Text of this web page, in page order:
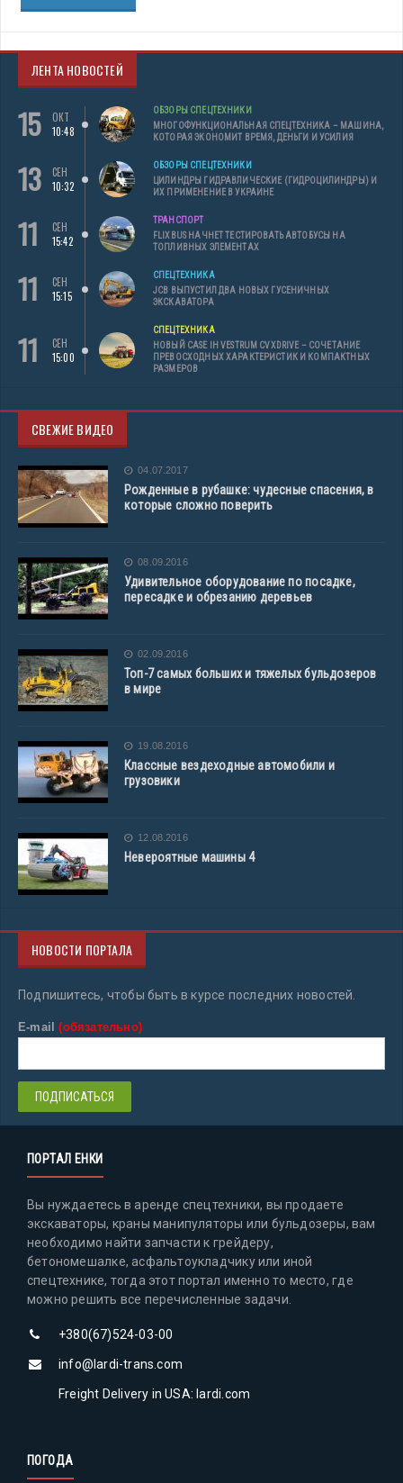
ЛЕНТА НОВОСТЕЙ
15
ОКТ
10:48
ОБЗОРЫ СПЕЦТЕХНИКИ
МНОГОФУНКЦИОНАЛЬНАЯ СПЕЦТЕХНИКА – МАШИНА,
КОТОРАЯ ЭКОНОМИТ ВРЕМЯ, ДЕНЬГИ И УСИЛИЯ
13
СЕН
10:32
ОБЗОРЫ СПЕЦТЕХНИКИ
ЦИЛИНДРЫ ГИДРАВЛИЧЕСКИЕ (ГИДРОЦИЛИНДРЫ) И
ИХ ПРИМЕНЕНИЕ В УКРАИНЕ
11
СЕН
15:42
ТРАНСПОРТ
FLIXBUS НАЧНЕТ ТЕСТИРОВАТЬ АВТОБУСЫ НА
ТОПЛИВНЫХ ЭЛЕМЕНТАХ
11
СЕН
15:15
СПЕЦТЕХНИКА
JCB ВЫПУСТИЛ ДВА НОВЫХ ГУСЕНИЧНЫХ
ЭКСКАВАТОРА
11
СЕН
15:00
СПЕЦТЕХНИКА
НОВЫЙ CASE IH VESTRUM CVXDRIVE – СОЧЕТАНИЕ
ПРЕВОСХОДНЫХ ХАРАКТЕРИСТИК И КОМПАКТНЫХ
РАЗМЕРОВ
СВЕЖИЕ ВИДЕО
04.07.2017
Рожденные в рубашке: чудесные спасения, в
которые сложно поверить
08.09.2016
Удивительное оборудование по посадке,
пересадке и обрезанию деревьев
02.09.2016
Топ-7 самых больших и тяжелых бульдозеров
в мире
19.08.2016
Классные вездеходные автомобили и
грузовики
12.08.2016
Невероятные машины 4
НОВОСТИ ПОРТАЛА
Подпишитесь, чтобы быть в курсе последних новостей.
E-mail(обязательно)
ПОРТАЛ ЕНКИ
Вы нуждаетесь в аренде спецтехники, вы продаете
экскаваторы, краны манипуляторы или бульдозеры, вам
необходимо найти запчасти к грейдеру,
бетономешалке, асфальтоукладчику или иной
спецтехнике, тогда этот портал именно то место, где
можно решить все перечисленные задачи.
+380(67)524-03-00
info@lardi-trans.com
Freight Delivery in USA: lardi.com
ПОГОДА